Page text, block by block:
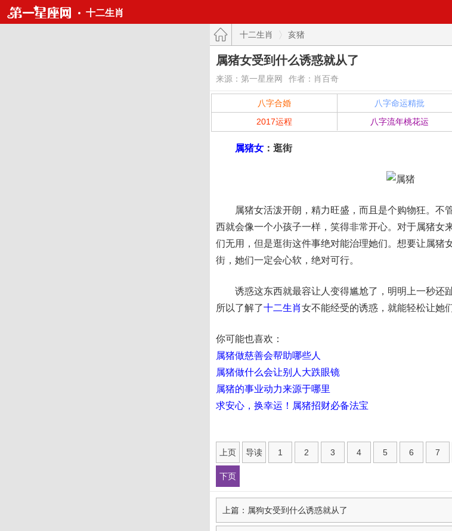
十二生肖
十二生肖 亥猪
属猪女受到什么诱惑就从了
来源：第一星座网 作者：肖百奇
八字合婚 八字命运精批
2017运程
八字流年桃花运
属猪女 ：逛街
属猪女活泼开朗，精力旺盛，而且是个购物狂。不
西就会像一个小孩子一样，笑得非常开心。对于属猪女
们无用，但是逛街这件事绝对能治理她们。想要让属猪
街，她们一定会心软，绝对可行。
诱惑这东西就最容让人变得尴尬了，明明上一秒还趾
所以了解了十二生肖女不能经受的诱惑，就能轻松让她
你可能也喜欢：
属猪做慈善会帮助哪些人
属猪做什么会让别人大跌眼镜
属猪的事业动力来源于哪里
求安心，换幸运！属猪招财必备法宝
上页 导读 1 2 3 4 5 6 7
下页
上篇：属狗女受到什么诱惑就从了